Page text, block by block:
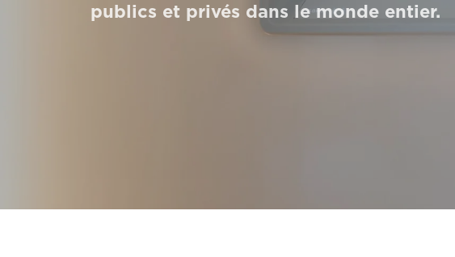
Newsletter S’enregistrer
publics et privés dans le monde entier.